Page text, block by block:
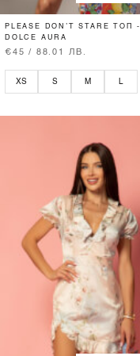
PLEASE DON’T STARE ТОП -
DOLCE AURA
€45 / 88.01 ЛВ.
XS S M